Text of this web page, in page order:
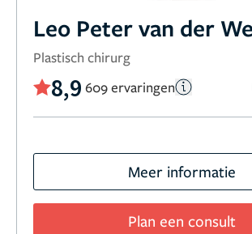
Leo Peter van der
Plastisch chirurg
8,9 609 ervaringen
Meer informatie
Plan een consult